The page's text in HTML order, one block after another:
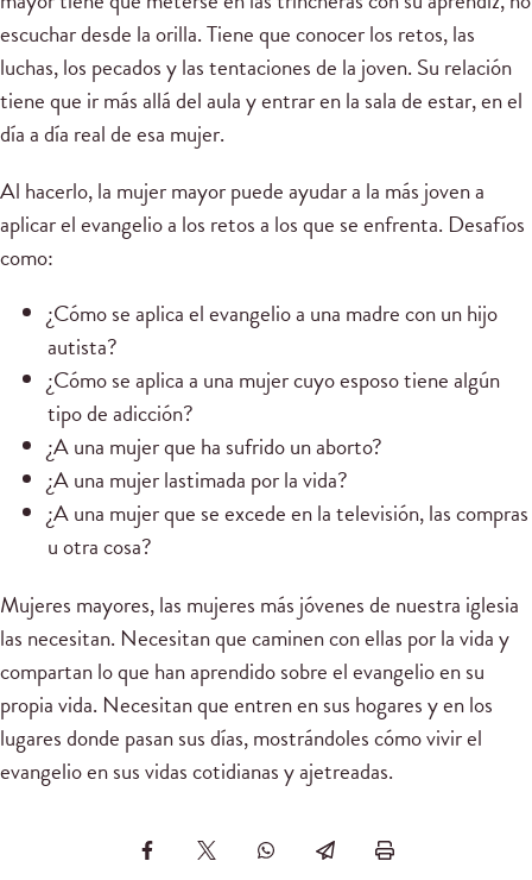
escuchar desde la orilla. Tiene que conocer los retos, las
luchas, los pecados y las tentaciones de la joven. Su relación
tiene que ir más allá del aula y entrar en la sala de estar, en el
día a día real de esa mujer.
Al hacerlo, la mujer mayor puede ayudar a la más joven a
aplicar el evangelio a los retos a los que se enfrenta. Desafíos
como:
¿Cómo se aplica el evangelio a una madre con un hijo
autista?
¿Cómo se aplica a una mujer cuyo esposo tiene algún
tipo de adicción?
¿A una mujer que ha sufrido un aborto?
¿A una mujer lastimada por la vida?
¿A una mujer que se excede en la televisión, las compras
u otra cosa?
Mujeres mayores, las mujeres más jóvenes de nuestra iglesia
las necesitan. Necesitan que caminen con ellas por la vida y
compartan lo que han aprendido sobre el evangelio en su
propia vida. Necesitan que entren en sus hogares y en los
lugares donde pasan sus días, mostrándoles cómo vivir el
evangelio en sus vidas cotidianas y ajetreadas.